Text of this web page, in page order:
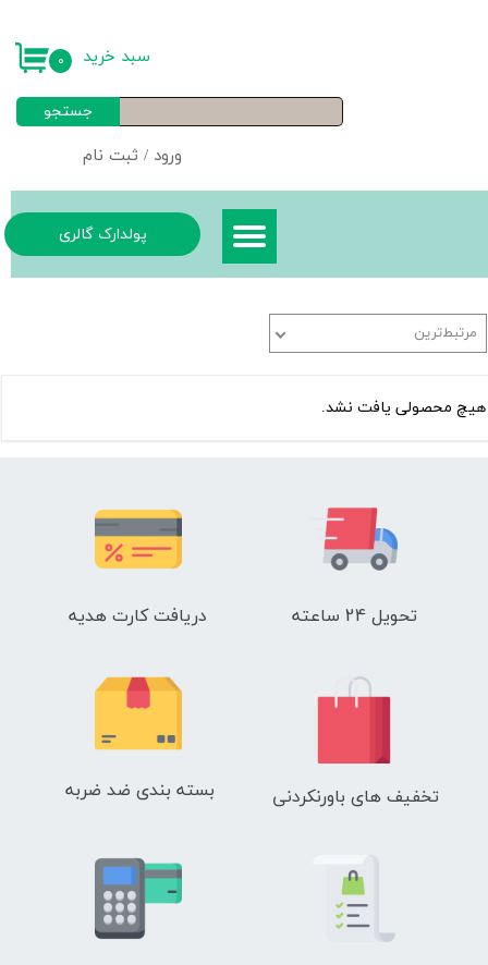
ورود / ثبت نام
خروج از حساب کاربری
جستجو
۰ سبد خرید
پولدارک گالری
مرتبط‌ترین
هیچ محصولی یافت نشد.
تحویل 24 ساعته دریافت کارت هدیه
تخفیف های باورنکردنی بسته بندی ضد ضربه